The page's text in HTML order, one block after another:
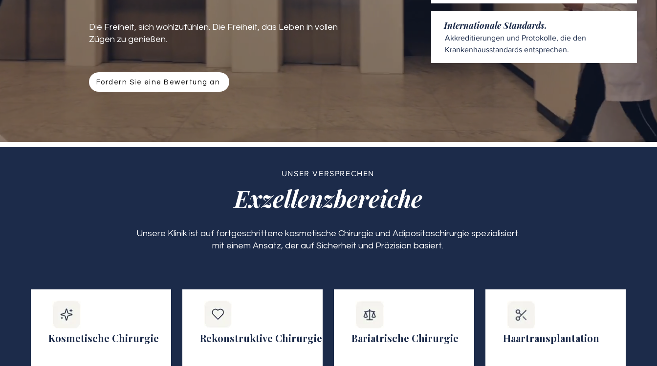
Die Freiheit, sich wohlzufühlen. Die Freiheit, das Leben in vollen
Zügen zu genießen.
Internationale Standards.
Akkreditierungen und Protokolle, die den
Krankenhausstandards entsprechen.
Fordern Sie eine Bewertung an
UNSER VERSPRECHEN
Exzellenzbereiche
Unsere Klinik ist auf fortgeschrittene kosmetische Chirurgie und Adipositaschirurgie spezialisiert.
mit einem Ansatz, der auf Sicherheit und Präzision basiert.
Kosmetische Chirurgie Rekonstruktive Chirurgie Bariatrische Chirurgie Haartransplantation